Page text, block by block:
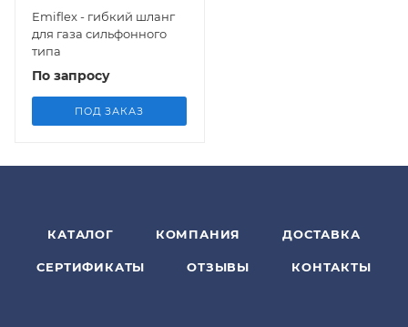
Emiflex - гибкий шланг
для газа сильфонного
типа
По запросу
ПОД ЗАКАЗ
КАТАЛОГ КОМПАНИЯ ДОСТАВКА
СЕРТИФИКАТЫ ОТЗЫВЫ КОНТАКТЫ